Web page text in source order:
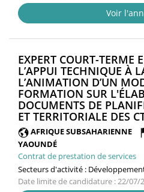
Voir
EXPERT COURT-TERME
L’APPUI TECHNIQUE À
L’ANIMATION D’UN
FORMATION SUR
DOCUMENTS DE
ET TERRITORIALE DES
AFRIQUE SUBSAHARIENNE
YAOUNDÉ
Contrat de prestation de services
Secteurs d'activité :
Date limite de candidature : 22/07/